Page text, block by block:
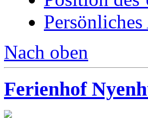
Nach oben
Ferienhof